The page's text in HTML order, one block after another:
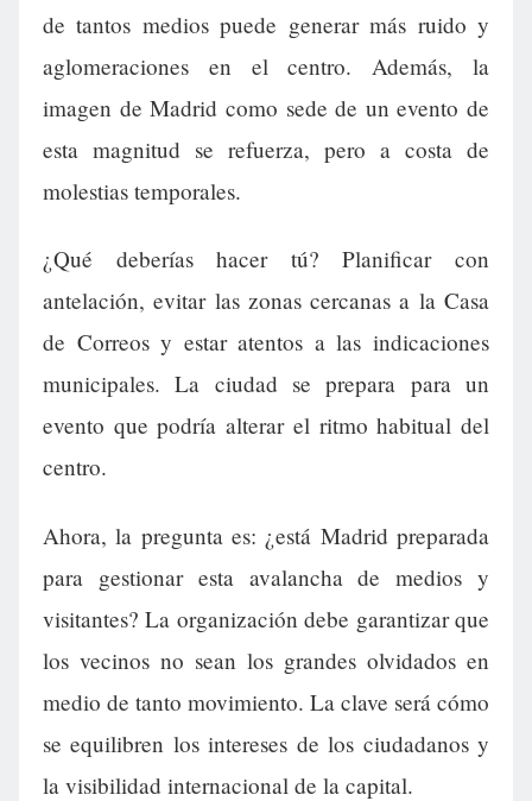
de tantos medios puede generar más ruido y
aglomeraciones en el centro. Además, la
imagen de Madrid como sede de un evento de
esta magnitud se refuerza, pero a costa de
molestias temporales.
¿Qué deberías hacer tú? Planificar con
antelación, evitar las zonas cercanas a la Casa
de Correos y estar atentos a las indicaciones
municipales. La ciudad se prepara para un
evento que podría alterar el ritmo habitual del
centro.
Ahora, la pregunta es: ¿está Madrid preparada
para gestionar esta avalancha de medios y
visitantes? La organización debe garantizar que
los vecinos no sean los grandes olvidados en
medio de tanto movimiento. La clave será cómo
se equilibren los intereses de los ciudadanos y
la visibilidad internacional de la capital.